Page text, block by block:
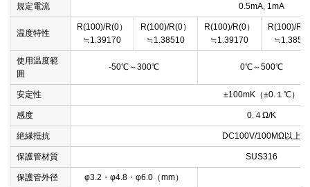
規定電流 0.5mA, 1mA
温度特性
R(100)/R(0）
≒1.39170
R(100)/R(0）
≒1.38510
R(100)/R(0）
≒1.39170
R(100)/
使用温度範
囲
-50℃～300℃ 0℃～500℃
安定性 ±100mK（±0.１℃）
感度 0.４Ω/K
絶縁抵抗 DC100V/100MΩ以上
保護管材質 SUS316
保護管外径 φ3.2・φ4.8・φ6.0（mm）